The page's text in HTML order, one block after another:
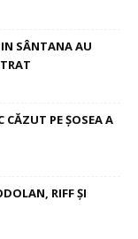
SÂNTANA AU
CĂZUT PE ȘOSEA A
RIFF ȘI